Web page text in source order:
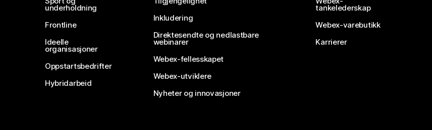
underholdning
Frontline
Ideelle
organisasjoner
Oppstartsbedrifter
Hybridarbeid
Inkludering
Direktesendte og nedlastbare
webinarer
Webex-fellesskapet
Webex-utviklere
Nyheter og innovasjoner
tankelederskap
Webex-varebutikk
Karrierer